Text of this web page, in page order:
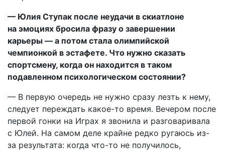
— Юлия Ступак после неудачи в скиатлоне
на эмоциях бросила фразу о завершении
карьеры — а потом стала олимпийской
чемпионкой в эстафете. Что нужно сказать
спортсмену, когда он находится в таком
подавленном психологическом состоянии?
— В первую очередь не нужно сразу лезть к нему,
следует переждать какое-то время. Вечером после
первой гонки на Играх я звонила и разговаривала
с Юлей. На самом деле крайне редко ругаюсь из-
за результата: когда что-то не получилось,